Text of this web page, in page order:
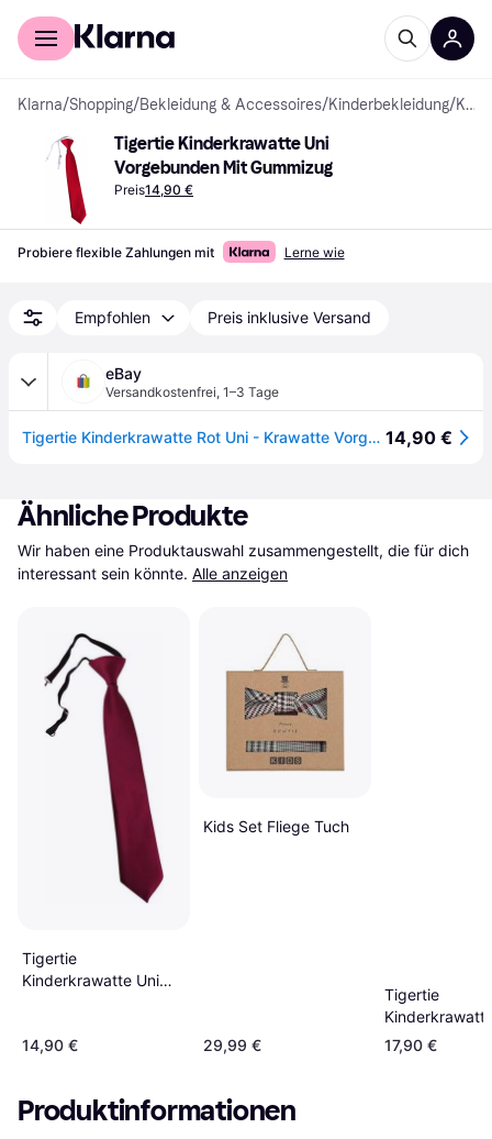
Für Shopper
Klarna/Shopping/Bekleidung & Accessoires/Kinderbekleidung/ Krawatten & Fliegen
Tigertie Kinderkrawatte Uni
Vorgebunden Mit Gummizug
Preis14,90 €
Probiere flexible Zahlungen mit Lerne wie
Empfohlen Preis inklusive Versand
eBay
Versandkostenfrei, 1–3 Tage
Tigertie Kinderkrawatte Rot Uni - Krawatte Vorgebunden Mit Gummizug 14,90 €
Ähnliche Produkte
Wir haben eine Produktauswahl zusammengestellt, die für dich
interessant sein könnte. Alle anzeigen
Tigertie
Kinderkrawatte Uni
14,90 €
Kids Set Fliege Tuch
29,99 €
Tigertie
Dunkelblau
Flechtmuster
17,90 €
Produktinformationen